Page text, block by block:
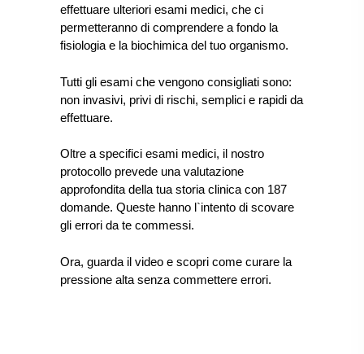
effettuare ulteriori esami medici, che ci
permetteranno di comprendere a fondo la
fisiologia e la biochimica del tuo organismo.
Tutti gli esami che vengono consigliati sono:
non invasivi, privi di rischi, semplici e rapidi da
effettuare.
Oltre a specifici esami medici, il nostro
protocollo prevede una valutazione
approfondita della tua storia clinica con 187
domande. Queste hanno l`intento di scovare
gli errori da te commessi.
Ora, guarda il video e scopri come curare la
pressione alta senza commettere errori.